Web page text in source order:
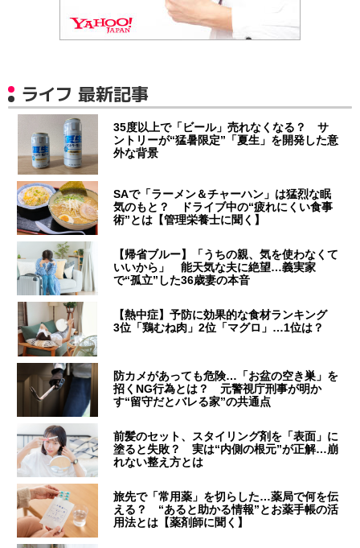
ライフ 最新記事
35度以上で「ビール」売れなくなる？ サ
ントリーが“猛暑限定”「夏生」を開発した意
外な背景
SAで「ラーメン＆チャーハン」は猛烈な眠
気のもと？ ドライブ中の“疲れにくい食事
術”とは【管理栄養士に聞く】
【帰省ブルー】「うちの親、気を使わなくて
いいから」 能天気な夫に絶望…義実家
で“孤立”した36歳妻の本音
【熱中症】予防に効果的な食材ランキング
3位「鶏むね肉」2位「マグロ」…1位は？
防カメがあっても危険…「お盆の空き巣」を
招くNG行為とは？ 元警視庁刑事が明か
す“留守だとバレる家”の共通点
前髪のセット、スタイリング剤を「表面」に
塗ると失敗？ 実は“内側の根元”が正解…崩
れない整え方とは
旅先で「常用薬」を切らした…薬局で何を伝
える？ “あると助かる情報”とお薬手帳の活
用法とは【薬剤師に聞く】